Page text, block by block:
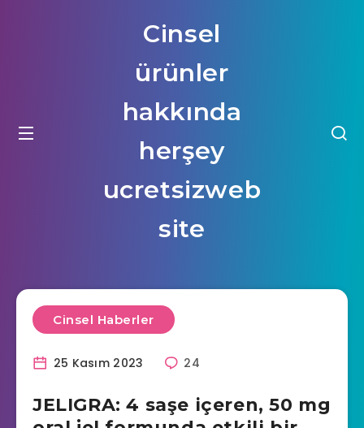
Cinsel
ürünler
hakkında
herşey
ucretsizweb
site
Cinsel Haberler
25 Kasım 2023 24
JELIGRA: 4 saşe içeren, 50 mg